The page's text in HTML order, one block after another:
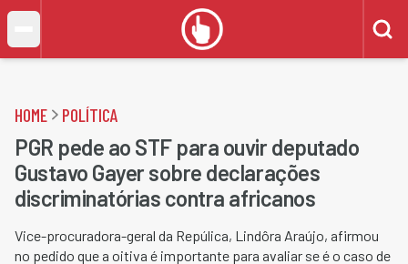
HOME POLÍTICA
PGR pede ao STF para ouvir deputado
Gustavo Gayer sobre declarações
discriminatórias contra africanos
Vice-procuradora-geral da Repúlica, Lindôra Araújo, afirmou
no pedido que a oitiva é importante para avaliar se é o caso de